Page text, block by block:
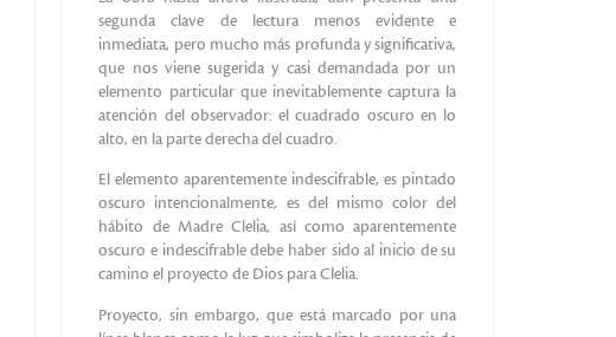
segunda clave de lectura menos evidente e
inmediata, pero mucho más profunda y significativa,
que nos viene sugerida y casi demandada por un
elemento particular que inevitablemente captura la
atención del observador: el cuadrado oscuro en lo
alto, en la parte derecha del cuadro.
El elemento aparentemente indescifrable, es pintado
oscuro intencionalmente, es del mismo color del
hábito de Madre Clelia, así como aparentemente
oscuro e indescifrable debe haber sido al inicio de su
camino el proyecto de Dios para Clelia.
Proyecto, sin embargo, que está marcado por una